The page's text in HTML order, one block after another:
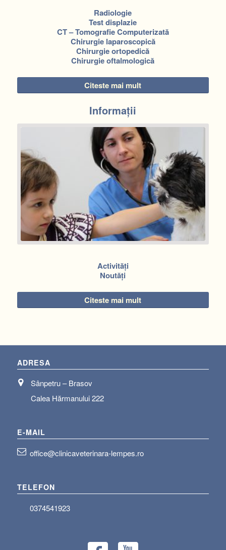
Radiologie
Test displazie
CT – Tomografie Computerizată
Chirurgie laparoscopică
Chirurgie ortopedică
Chirurgie oftalmologică
Citeste mai mult
Informații
Activităţi
Noutăți
Citeste mai mult
ADRESA
Sânpetru – Brasov
Calea Hărmanului 222
E-MAIL
office@clinicaveterinara-lempes.ro
TELEFON
0374541923